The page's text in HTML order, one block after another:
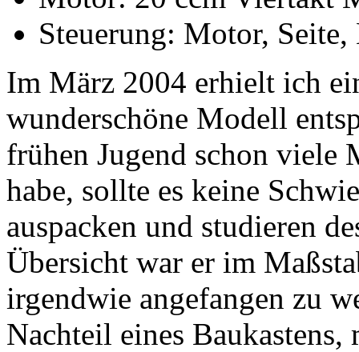
Steuerung: Motor,
Im März 2004 erhielt ich
wunderschöne Modell
frühen Jugend schon viele
habe, sollte es keine
auspacken und studieren
Übersicht war er im
irgendwie angefangen zu
Nachteil eines